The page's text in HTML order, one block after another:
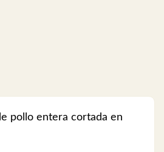
pollo entera cortada en